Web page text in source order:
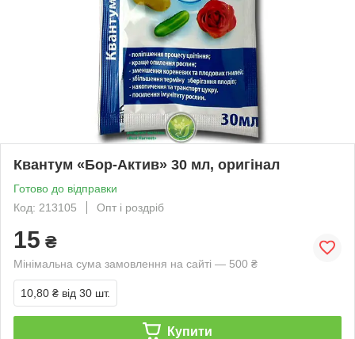
Квантум «Бор-Актив» 30 мл, оригінал
Готово до відправки
Код: 213105
Опт і роздріб
15 ₴
Мінімальна сума замовлення на сайті — 500 ₴
10,80 ₴ від 30 шт.
Купити